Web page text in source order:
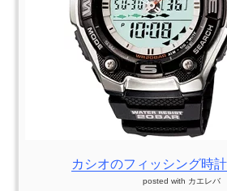
カシオのフィッシング時
posted with カエレバ